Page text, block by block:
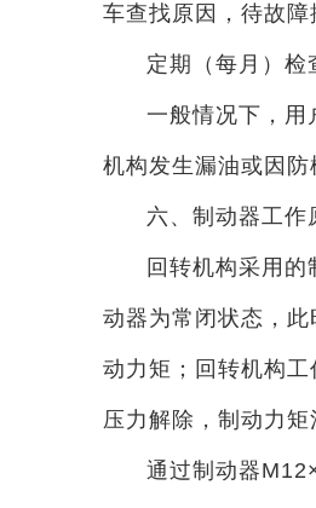
车查找原因，待故障
定期（每月）检
一般情况下，用
机构发生漏油或因防
六、制动器工作
回转机构采用
动器为常闭状态，
动力矩；回转机构
压力解除，制动力矩
通过制动器